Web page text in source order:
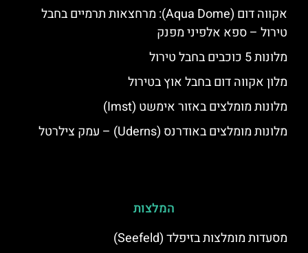
אקווה דום (Aqua Dome): מרחצאות תרמיים בחבל
טירול – ספא אלפיני מפנק
מלונות 5 כוכבים בחבל טירול
מלון אקווה דום בחבל אוץ בטירול
מלונות מומלצים באזור אימשט (Imst)
מלונות מומלצים באודרנס (Uderns) – עמק צילרטל
המלצות
מסעדות מומלצות בזיפלד (Seefeld)